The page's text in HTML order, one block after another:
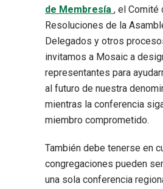
de Membresía , el Comité
Resoluciones de la
Delegados y otros
invitamos a Mosaic a
representantes para
al futuro de nuestra
mientras la conferencia
miembro comprometido.
También debe tenerse en
congregaciones pueden
una sola conferencia